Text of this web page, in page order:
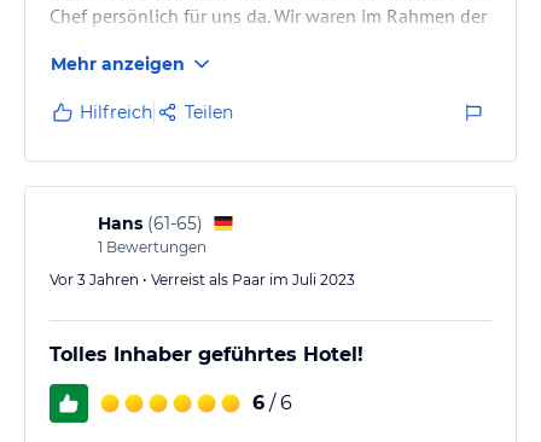
Chef persönlich für uns da. Wir waren im Rahmen der
bei nochmaligenm Bedarf gerne dieses Haus wieder
buchen.
Mehr anzeigen
Hilfreich Teilen
Hans (61-65)
1 Bewertungen
Vor 3 Jahren • Verreist als Paar im Juli 2023
Tolles Inhaber geführtes Hotel!
6 / 6